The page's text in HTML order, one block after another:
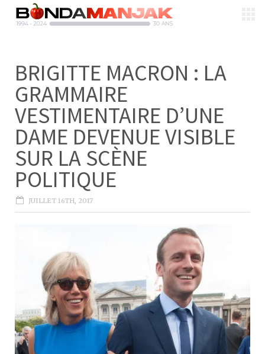
BRIGITTE MACRON : LA
GRAMMAIRE
VESTIMENTAIRE D’UNE
DAME DEVENUE VISIBLE
SUR LA SCÈNE
POLITIQUE
JUILLET 16TH, 2017